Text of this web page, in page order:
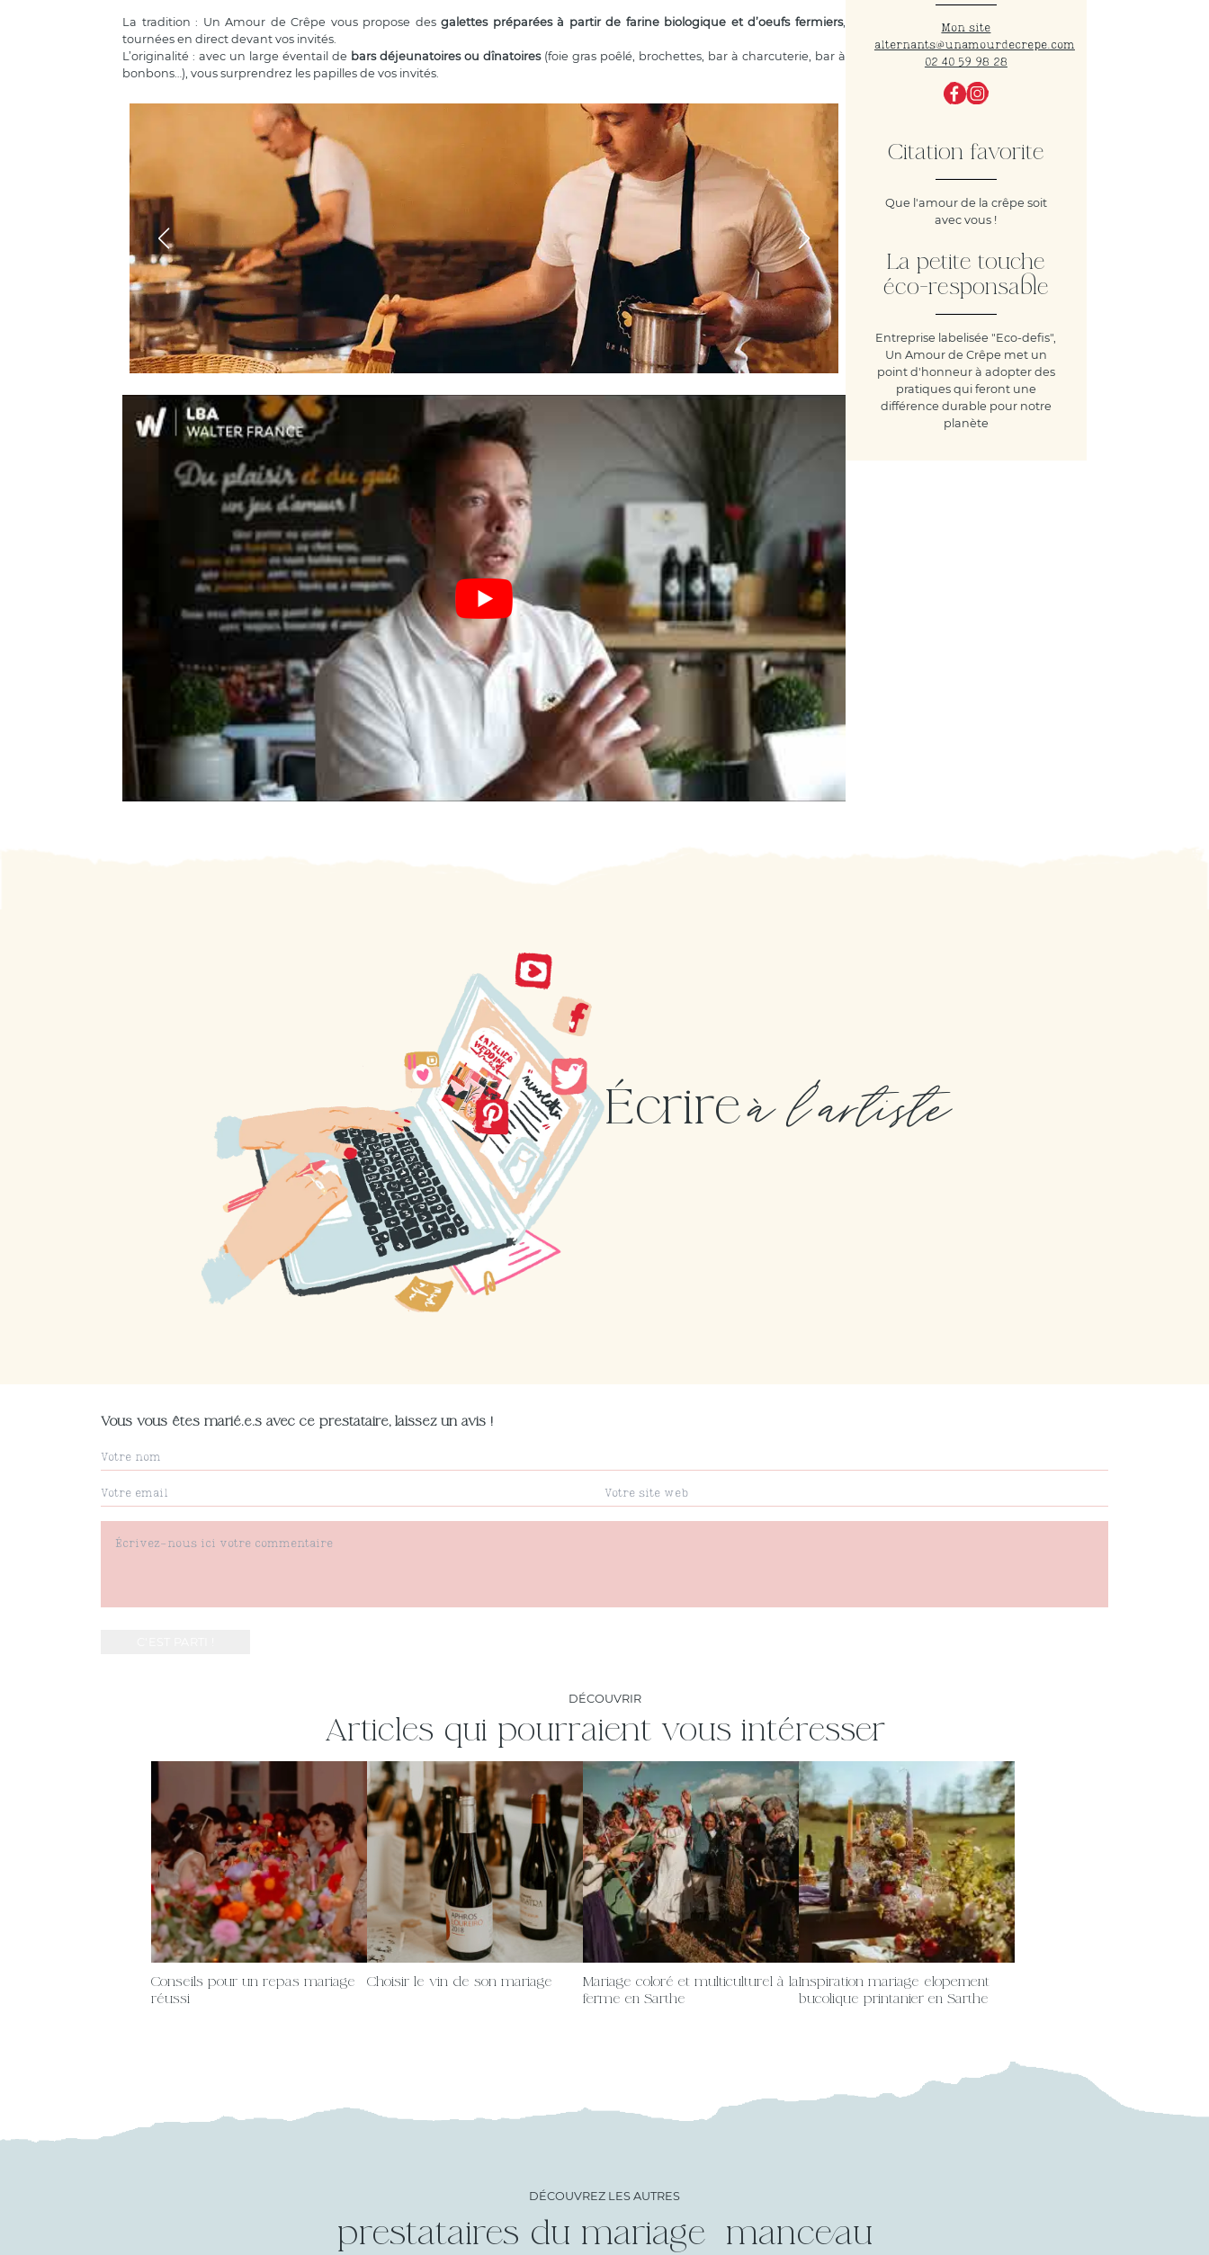
La tradition : Un Amour de Crêpe vous propose desgalettes préparées à partir de farine biologique et d’oeufs fermiers,
tournées en direct devant vos invités.
L’originalité : avec un large éventail de bars déjeunatoires ou dînatoires(foie gras poêlé, brochettes, bar à charcuterie, bar à
bonbons…), vous surprendrez les papilles de vos invités.
Mon site
alternants@unamourdecrepe.com
02 40 59 98 28
Citation favorite
Que l'amour de la crêpe soit
avec vous !
La petite touche
éco-responsable
Entreprise labelisée "Eco-defis",
Un Amour de Crêpe met un
point d'honneur à adopter des
pratiques qui feront une
différence durable pour notre
planète
Écrireà l'artiste
Vous vous êtes marié.e.s avec ce prestataire, laissez un avis !
DÉCOUVRIR
Articles qui pourraient vous intéresser
Conseils pour un repas mariage
réussi
Choisir le vin de son mariage
Mariage coloré et multiculturel à la
ferme en Sarthe
Inspiration mariage elopement
bucolique printanier en Sarthe
DÉCOUVREZ LES AUTRES
prestataires du mariage